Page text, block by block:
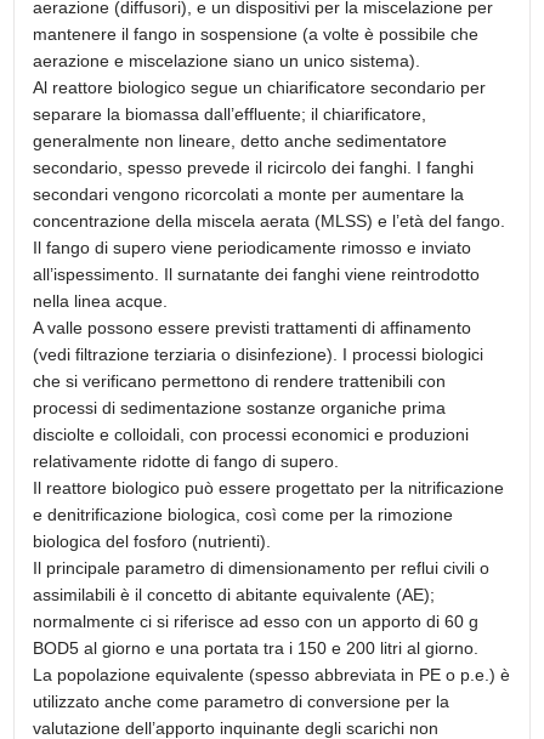
aerazione (diffusori), e un dispositivi per la miscelazione per
mantenere il fango in sospensione (a volte è possibile che
aerazione e miscelazione siano un unico sistema).
Al reattore biologico segue un chiarificatore secondario per
separare la biomassa dall’effluente; il chiarificatore,
generalmente non lineare, detto anche sedimentatore
secondario, spesso prevede il ricircolo dei fanghi. I fanghi
secondari vengono ricorcolati a monte per aumentare la
concentrazione della miscela aerata (MLSS) e l’età del fango.
Il fango di supero viene periodicamente rimosso e inviato
all’ispessimento. Il surnatante dei fanghi viene reintrodotto
nella linea acque.
A valle possono essere previsti trattamenti di affinamento
(vedi filtrazione terziaria o disinfezione). I processi biologici
che si verificano permettono di rendere trattenibili con
processi di sedimentazione sostanze organiche prima
disciolte e colloidali, con processi economici e produzioni
relativamente ridotte di fango di supero.
Il reattore biologico può essere progettato per la nitrificazione
e denitrificazione biologica, così come per la rimozione
biologica del fosforo (nutrienti).
Il principale parametro di dimensionamento per reflui civili o
assimilabili è il concetto di abitante equivalente (AE);
normalmente ci si riferisce ad esso con un apporto di 60 g
BOD5 al giorno e una portata tra i 150 e 200 litri al giorno.
La popolazione equivalente (spesso abbreviata in PE o p.e.) è
utilizzato anche come parametro di conversione per la
valutazione dell’apporto inquinante degli scarichi non